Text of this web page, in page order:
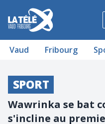
La Télé - Télévision
Vaud Fribourg
SPORT
Wawrinka se bat
s'incline au